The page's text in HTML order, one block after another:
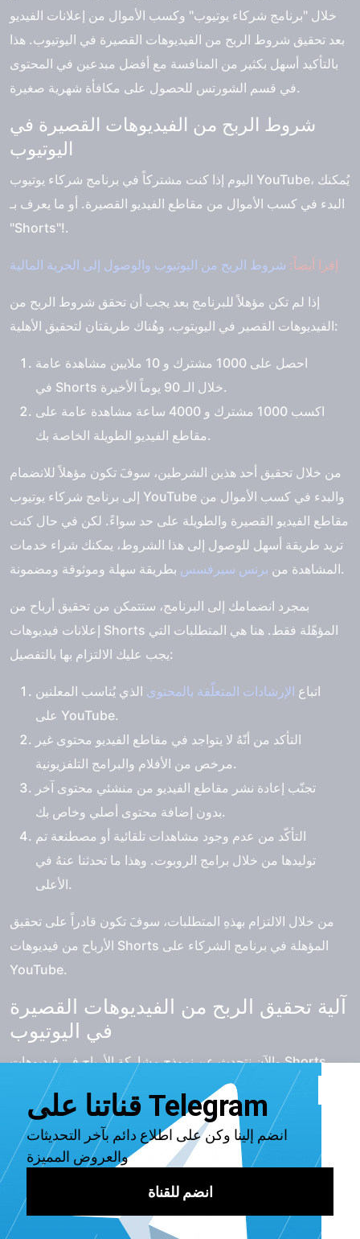
خلال "برنامج شركاء يوتيوب" وكسب الأموال من إعلانات الفيديو
بعد تحقيق شروط الربح من الفيديوهات القصيرة في اليوتيوب. هذا
بالتأكيد أسهل بكثير من المنافسة مع أفضل مبدعين في المحتوى
في قسم الشورتس للحصول على مكافأة شهرية صغيرة.
شروط الربح من الفيديوهات القصيرة في
اليوتيوب
اليوم إذا كنت مشتركاً في برنامج شركاء يوتيوب YouTube، يُمكنك
البدء في كسب الأموال من مقاطع الفيديو القصيرة. أو ما يعرف بـ
"Shorts"!.
إقرا أيضاً: شروط الربح من اليوتيوب والوصول إلى الحرية المالية
إذا لم تكن مؤهلاً للبرنامج بعد يجب أن تحقق شروط الربح من
الفيديوهات القصير في اليويتوب، وهُناك طريقتان لتحقيق الأهلية:
احصل على 1000 مشترك و 10 ملايين مشاهدة عامة
في Shorts خلال الـ 90 يوماً الأخيرة.
اكسب 1000 مشترك و 4000 ساعة مشاهدة عامة على
مقاطع الفيديو الطويلة الخاصة بك.
من خلال تحقيق أحد هذين الشرطين، سوفَ تكون مؤهلاً للانضمام
إلى برنامج شركاء يوتيوب YouTube والبدء في كسب الأموال من
مقاطع الفيديو القصيرة والطويلة على حد سواءً. لكن في حال كنت
تريد طريقة أسهل للوصول إلى هذا الشروط، يمكنك شراء خدمات
المشاهدة من برنس سيرفسس بطريقة سهلة وموثوقة ومضمونة.
بمجرد انضمامك إلى البرنامج، ستتمكن من تحقيق أرباح من
إعلانات فيديوهات Shorts المؤهّلة فقط. هنا هي المتطلبات التي
يجب عليك الالتزام بها بالتفصيل:
اتباع الإرشادات المتعلّقة بالمحتوى الذي يُناسب المعلنين
على YouTube.
التأكد من أنّهُ لا يتواجد في مقاطع الفيديو محتوى غير
مرخص من الأفلام والبرامج التلفزيونية.
تجنّب إعادة نشر مقاطع الفيديو من منشئي محتوى آخر
بدون إضافة محتوى أصلي وخاص بك.
التأكّد من عدم وجود مشاهدات تلقائية أو مصطنعة تم
توليدها من خلال برامج الروبوت. وهذا ما تحدثنا عنهُ في
الأعلى.
من خلال الالتزام بهذهِ المتطلبات، سوفَ تكون قادراً على تحقيق
الأرباح من فيديوهات Shorts المؤهلة في برنامج الشركاء على
YouTube.
آلية تحقيق الربح من الفيديوهات القصيرة
في اليوتيوب
والآن نتحدث عن نموذج مشاركة الأرباح في فيديوهات Shorts.
أولاً، يتم تقسيم أرباح فيديوهات شورتس Shorts القصيرة بين
طرفين: منشئو المحتوى الذين ينشئون الفيديوهات وناشري
الموسيقى الذين يقدمون الأغاني لهذهِ الفيديوهات.
فيما يلي كيفية عملها بالتفصيل: